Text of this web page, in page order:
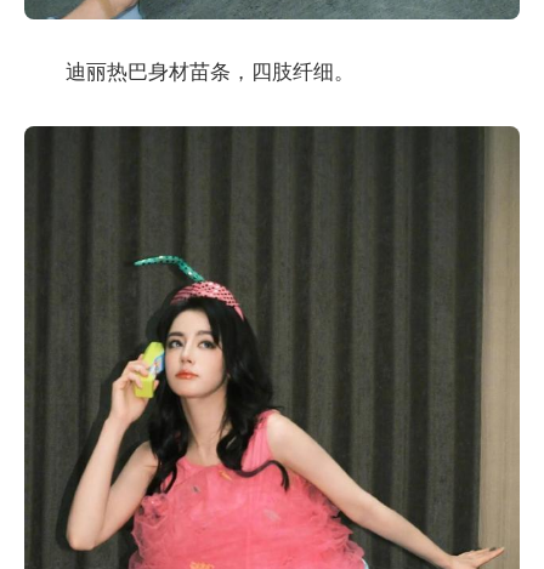
迪丽热巴身材苗条，四肢纤细。